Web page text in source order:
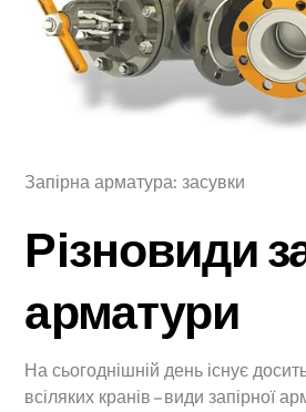
Запірна арматура: засувки
Різновиди
арматури
На сьогоднішній день існує
всіляких кранів – види запірної